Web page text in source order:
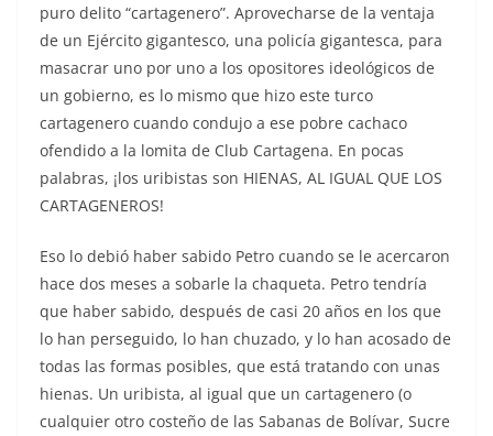
puro delito “cartagenero”. Aprovecharse de la ventaja
de un Ejército gigantesco, una policía gigantesca, para
masacrar uno por uno a los opositores ideológicos de
un gobierno, es lo mismo que hizo este turco
cartagenero cuando condujo a ese pobre cachaco
ofendido a la lomita de Club Cartagena. En pocas
palabras, ¡los uribistas son HIENAS, AL IGUAL QUE LOS
CARTAGENEROS!
Eso lo debió haber sabido Petro cuando se le acercaron
hace dos meses a sobarle la chaqueta. Petro tendría
que haber sabido, después de casi 20 años en los que
lo han perseguido, lo han chuzado, y lo han acosado de
todas las formas posibles, que está tratando con unas
hienas. Un uribista, al igual que un cartagenero (o
cualquier otro costeño de las Sabanas de Bolívar, Sucre